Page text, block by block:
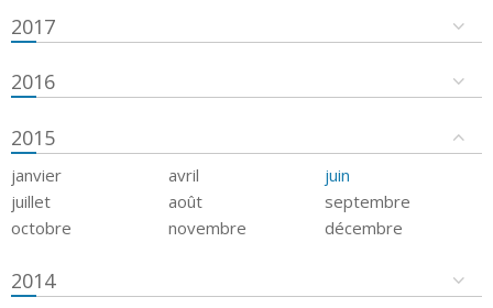
2017
2016
2015
janvier avril
juin
juillet
août
septembre
octobre
novembre décembre
2014